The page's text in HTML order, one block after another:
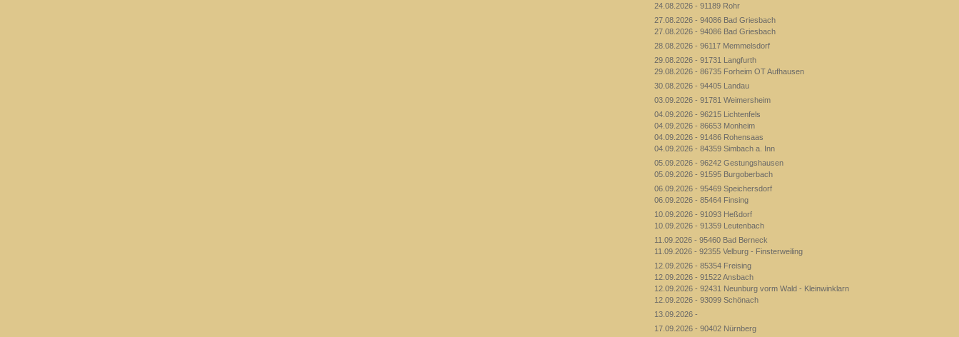
24.08.2026 - 91189 Rohr
27.08.2026 - 94086 Bad Griesbach
27.08.2026 - 94086 Bad Griesbach
28.08.2026 - 96117 Memmelsdorf
29.08.2026 - 91731 Langfurth
29.08.2026 - 86735 Forheim OT Aufhausen
30.08.2026 - 94405 Landau
03.09.2026 - 91781 Weimersheim
04.09.2026 - 96215 Lichtenfels
04.09.2026 - 86653 Monheim
04.09.2026 - 91486 Rohensaas
04.09.2026 - 84359 Simbach a. Inn
05.09.2026 - 96242 Gestungshausen
05.09.2026 - 91595 Burgoberbach
06.09.2026 - 95469 Speichersdorf
06.09.2026 - 85464 Finsing
10.09.2026 - 91093 Heßdorf
10.09.2026 - 91359 Leutenbach
11.09.2026 - 95460 Bad Berneck
11.09.2026 - 92355 Velburg - Finsterweiling
12.09.2026 - 85354 Freising
12.09.2026 - 91522 Ansbach
12.09.2026 - 92431 Neunburg vorm Wald - Kleinwinklarn
12.09.2026 - 93099 Schönach
13.09.2026 -
17.09.2026 - 90402 Nürnberg